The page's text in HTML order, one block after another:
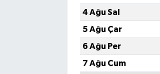
4 Ağu Sal
5 Ağu Çar
6 Ağu Per
7 Ağu Cum